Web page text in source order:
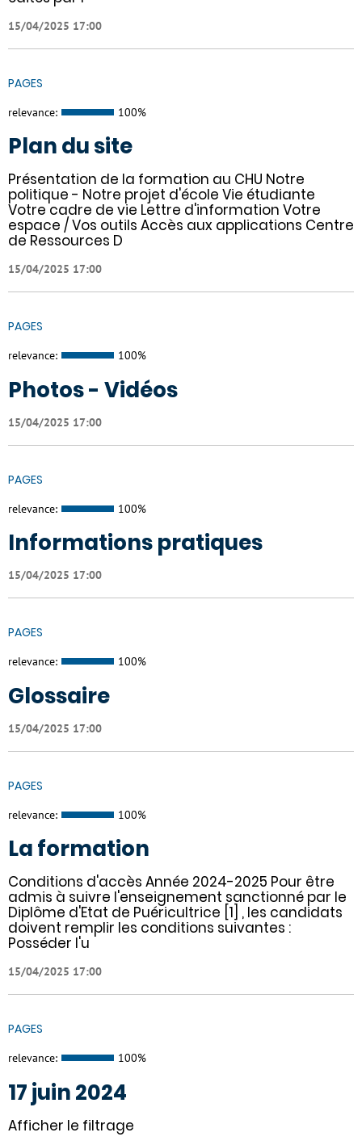
15/04/2025 17:00
PAGES
relevance: 100%
Plan du site
Présentation de la formation au CHU Notre
politique - Notre projet d'école Vie étudiante
Votre cadre de vie Lettre d'information Votre
espace / Vos outils Accès aux applications Centre
de Ressources D
15/04/2025 17:00
PAGES
relevance: 100%
Photos - Vidéos
15/04/2025 17:00
PAGES
relevance: 100%
Informations pratiques
15/04/2025 17:00
PAGES
relevance: 100%
Glossaire
15/04/2025 17:00
PAGES
relevance: 100%
La formation
Conditions d'accès Année 2024-2025 Pour être
admis à suivre l'enseignement sanctionné par le
Diplôme d'Etat de Puéricultrice [1] , les candidats
doivent remplir les conditions suivantes :
Posséder l'u
15/04/2025 17:00
PAGES
relevance: 100%
17 juin 2024
Afficher le filtrage